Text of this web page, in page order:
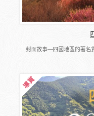
封面故事―四國地區的著名